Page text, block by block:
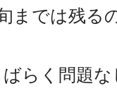
までは残る
らく問題